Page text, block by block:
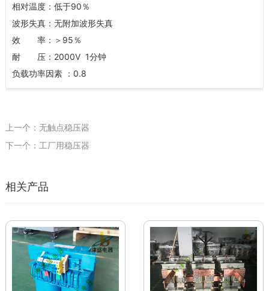
相对温度：低于90％
波形失真：无附加波形失真
效 率：＞95％
耐 压：2000V 1分钟
负载功率因素 ：0.8
上一个：无触点稳压器
下一个：工厂用稳压器
相关产品